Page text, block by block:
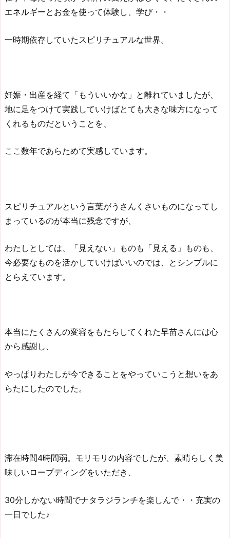
エネルギーとお金を使って体験し、学び・・
一時期依存していたスピリチュアルな世界。
妊娠・出産を経て「もういいかな」と離れていましたが、
地に足をつけて実践していけばとても大きな味方になって
くれるものだということを、
ここ数年であらためて実感しています。
スピリチュアルという言葉がうさんくさいものになってし
まっているのが本当に残念ですが、
わたしとしては、「見えない」ものも「見える」ものも、
今必要なものを活かしていけばいいのでは、とシンプルに
とらえています。
本当にたくさんの変容をもたらしてくれた早苗さんには心
から感謝し、
やっぱりわたしが今できることをやっていこうと想いをあ
らたにしたのでした。
滞在時間4時間弱。モリモリの内容でしたが、素晴らしく美
味しいロープディングをいただき、
30分しかない時間でナタラジランチを楽しんで・・充実の
一日でした♪